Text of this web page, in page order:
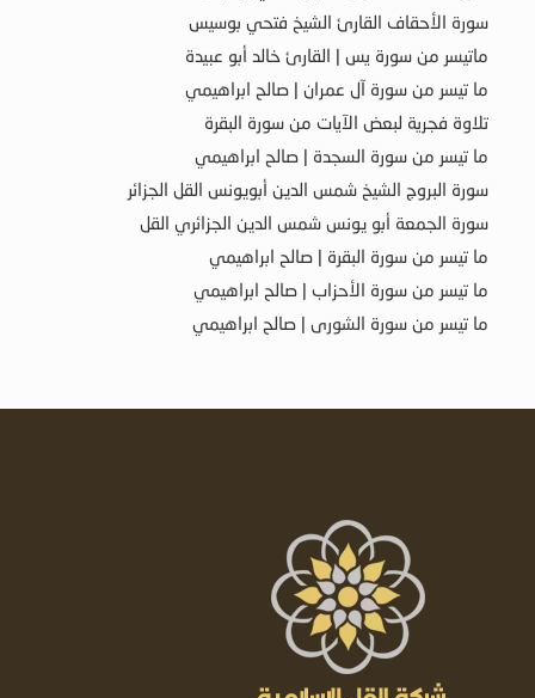
سورة الأحقاف القارئ الشيخ فتحي بوسيس
ماتيسر من سورة يس | القارئ خالد أبو عبيدة
ما تيسر من سورة آل عمران | صالح ابراهيمي
تلاوة فجرية لبعض الآيات من سورة البقرة
ما تيسر من سورة السجدة | صالح ابراهيمي
سورة البروج الشيخ شمس الدين أبويونس القل الجزائر
سورة الجمعة أبو يونس شمس الدين الجزائري القل
ما تيسر من سورة البقرة | صالح ابراهيمي
ما تيسر من سورة الأحزاب | صالح ابراهيمي
ما تيسر من سورة الشورى | صالح ابراهيمي